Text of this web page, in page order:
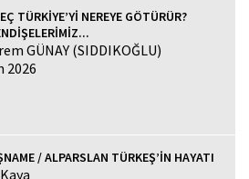
TÜRKİYE’Yİ NEREYE GÖTÜRÜR?
GÜNAY (SIDDIKOĞLU)
2026
/ ALPARSLAN TÜRKEŞ’İN HAYATI